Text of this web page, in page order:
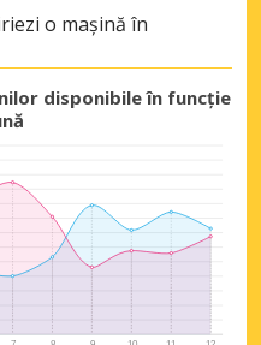
cu eLink
o mașină în
disponibile în funcție